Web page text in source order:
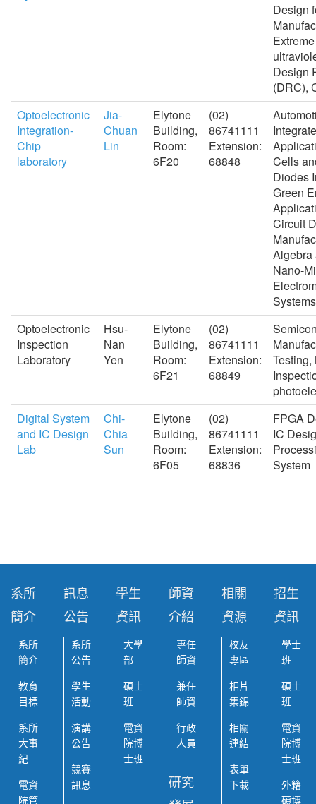
Design
Extreme
Design
(DRC),
Optoelectronic
Integration-
Chip
laboratory
Jia-
Chuan
Lin
Elytone
Building,
Room:
6F20
(02)
86741111
Extension:
68848
Cells
Diodes
Green
Circuit
Algebra
Nano-
Optoelectronic
Inspection
Laboratory
Hsu-
Nan
Yen
Elytone
Building,
Room:
6F21
(02)
86741111
Extension:
68849
Digital System
and IC Design
Lab
Chi-
Chia
Sun
Elytone
Building,
Room:
6F05
(02)
86741111
Extension:
68836
FPGA
IC
System
系所
簡介
系所
簡介
教育
目標
系所
大事
紀
電資
院管
訊息
公告
系所
公告
學生
活動
演講
公告
競賽
訊息
學生
資訊
大學
部
碩士
班
電資
院博
士班
師資
介紹
專任
師資
兼任
師資
行政
人員
研究
相關
資源
校友
專區
相片
集錦
相關
連結
表單
下載
招生
資訊
學士
班
碩士
班
電資
院博
士班
外籍
碩博